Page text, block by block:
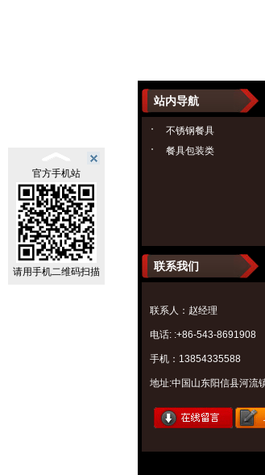
站内导航
不锈钢餐具
餐具包装类
联系我们
联系人：赵经理
电话: :+86-543-8691908
手机：13854335588
地址:中国山东阳信县河流
官方手机站
请用手机二维码扫描